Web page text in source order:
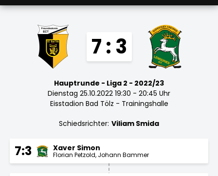
7 : 3
Hauptrunde - Liga 2 - 2022/23
Dienstag 25.10.2022 19:30 - 20:45 Uhr
Eisstadion Bad Tölz - Trainingshalle
Schiedsrichter: Viliam Smida
7:3 Xaver Simon
Florian Petzold Johann Bammer